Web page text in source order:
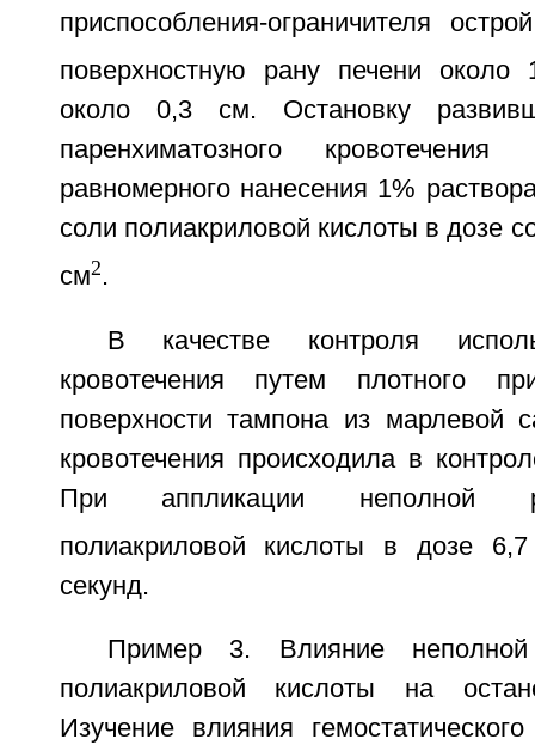
приспособления-ограничителя
поверхностную рану печени около
около 0,3 см. Остановку
паренхиматозного
равномерного нанесения 1%
соли полиакриловой кислоты в дозе
см2.
В качестве контроля
кровотечения путем плотного
поверхности тампона из марлевой
кровотечения происходила в
При аппликации неполной
полиакриловой кислоты в дозе
секунд.
Пример 3. Влияние
полиакриловой кислоты на
Изучение влияния